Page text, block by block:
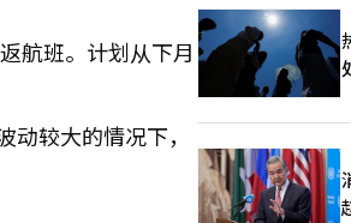
航班。计划从下月
较大的情况下，